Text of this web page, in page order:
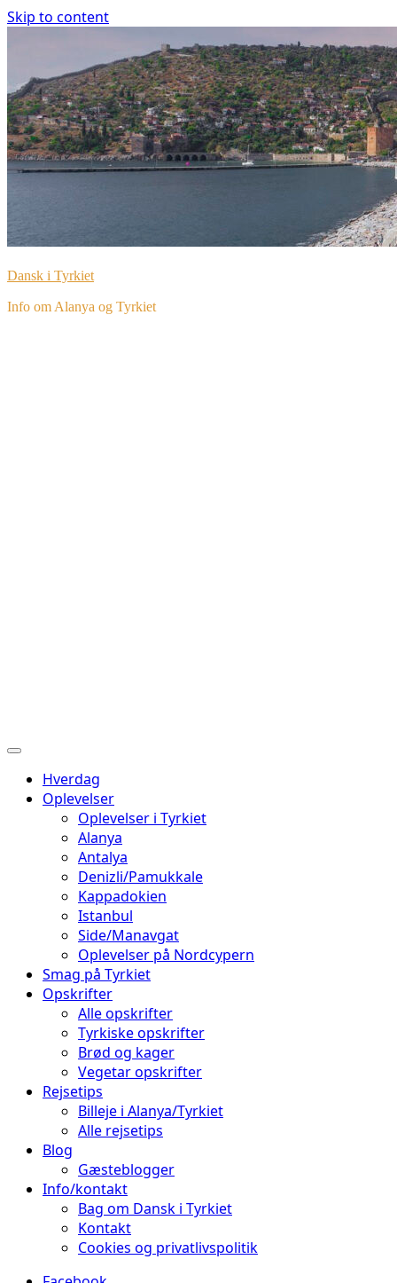
Skip to content
Dansk i Tyrkiet
Info om Alanya og Tyrkiet
Hverdag
Oplevelser
Oplevelser i Tyrkiet
Alanya
Antalya
Denizli/Pamukkale
Kappadokien
Istanbul
Side/Manavgat
Oplevelser på Nordcypern
Smag på Tyrkiet
Opskrifter
Alle opskrifter
Tyrkiske opskrifter
Brød og kager
Vegetar opskrifter
Rejsetips
Billeje i Alanya/Tyrkiet
Alle rejsetips
Blog
Gæsteblogger
Info/kontakt
Bag om Dansk i Tyrkiet
Kontakt
Cookies og privatlivspolitik